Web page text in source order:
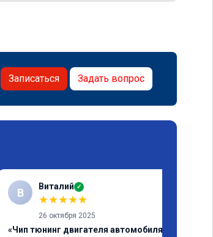
Записаться Задать вопрос
В Виталий ✓
★★★★★
26 октября 2025
«Чип тюнинг двигателя автомобиля за